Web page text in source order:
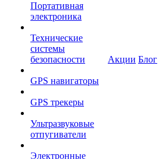
Портативная
электроника
Технические
системы
безопасности
GPS навигаторы
GPS трекеры
Ультразвуковые
отпугиватели
Электронные
Акции Блог